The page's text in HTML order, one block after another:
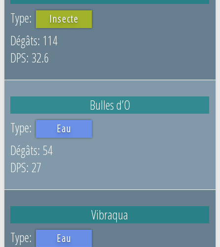
Insecte
114
32.6
Bulles d’O
Eau
54
27
Vibraqua
Eau